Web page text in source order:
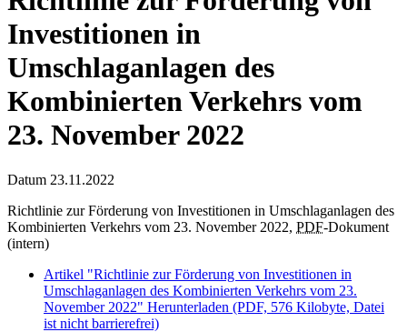
Investitionen in
Umschlaganlagen des
Kombinierten Verkehrs vom
23. November 2022
Datum 23.11.2022
Richtlinie zur Förderung von Investitionen in Umschlaganlagen des
Kombinierten Verkehrs vom 23. November 2022, PDF-Dokument
(intern)
Artikel "Richtlinie zur Förderung von Investitionen in
Umschlaganlagen des Kombinierten Verkehrs vom 23.
November 2022" Herunterladen (PDF, 576 Kilobyte, Datei
ist nicht barrierefrei)